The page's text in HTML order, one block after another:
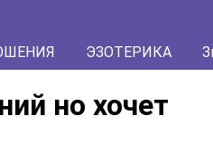
ЭЗОТЕРИКА
но хочет